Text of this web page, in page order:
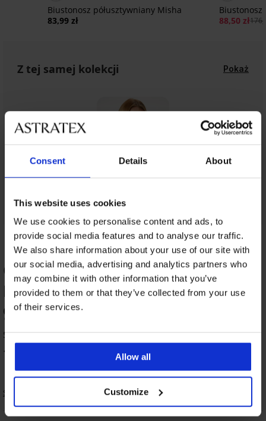
Consent Details About
This website uses cookies
We use cookies to personalise content and ads, to
provide social media features and to analyse our traffic.
We also share information about your use of our site with
our social media, advertising and analytics partners who
may combine it with other information that you’ve
provided to them or that they’ve collected from your use
of their services.
Allow all
Customize
Biustonosz półusztywniany Misha
83,99 zł
Biustonosz
88,50 zł
Z tej samej kolekcji Pokaż
OCENA PRODUKTU Biustonosz
półusztywniany Azalea
96
5 klientów oceniło produkt
100 klientów poleca produkt
Sortowanie